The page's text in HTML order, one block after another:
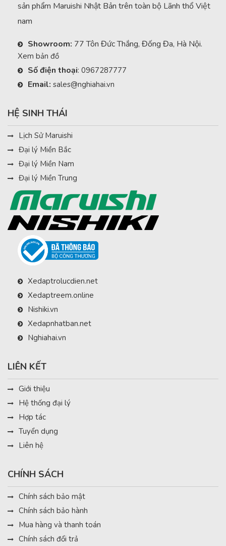
sản phẩm Maruishi Nhật Bản trên toàn bộ Lãnh thổ Việt
nam
Showroom: 77 Tôn Đức Thắng, Đống Đa, Hà Nội.
Xem bản đồ
Số điện thoại: 0967287777
Email: sales@nghiahai.vn
HỆ SINH THÁI
Lịch Sử Maruishi
Đại lý Miền Bắc
Đại lý Miền Nam
Đại lý Miền Trung
Xedaptrolucdien.net
Xedaptreem.online
Nishiki.vn
Xedapnhatban.net
Nghiahai.vn
LIÊN KẾT
Giới thiệu
Hệ thống đại lý
Hợp tác
Tuyển dụng
Liên hệ
CHÍNH SÁCH
Chính sách bảo mật
Chính sách bảo hành
Mua hàng và thanh toán
Chính sách đổi trả